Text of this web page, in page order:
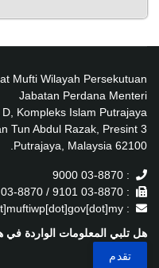
Mufti Wilayah Persekutuan
Jabatan Perdana Menteri
Kompleks Islam Putrajaya
Tun Abdul Razak, Presint 3
62100 Putrajaya, Malaysia.
: 03-8870 9000
: 03-8870 9101 / 03-8870 9102
: ukk[at]muftiwp[dot]gov[dot]my
هل تلبي المعلومات الواردة في